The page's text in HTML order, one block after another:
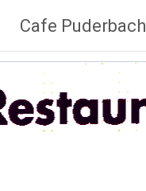
Inhalt
springen
Cafe Puderbach